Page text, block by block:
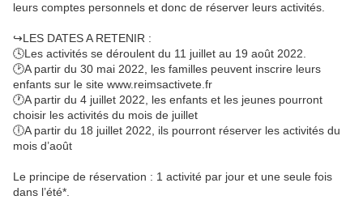
leurs comptes personnels et donc de réserver leurs activités.
↪️LES DATES A RETENIR :
🕓Les activités se déroulent du 11 juillet au 19 août 2022.
🕑A partir du 30 mai 2022, les familles peuvent inscrire leurs
enfants sur le site www.reimsactivete.fr
🕐A partir du 4 juillet 2022, les enfants et les jeunes pourront
choisir les activités du mois de juillet
🕕A partir du 18 juillet 2022, ils pourront réserver les activités du
mois d’août
Le principe de réservation : 1 activité par jour et une seule fois
dans l’été*.